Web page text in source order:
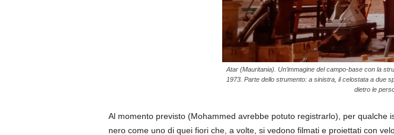
Atar (Mauritania). Un’immagine del campo-base con la
1973. Parte dello strumento: a sinistra, il celostata a due
dietro le
Al momento previsto (Mohammed avrebbe potuto registrarlo), per
nero come uno di quei fiori che, a volte, si vedono filmati e proiettati con